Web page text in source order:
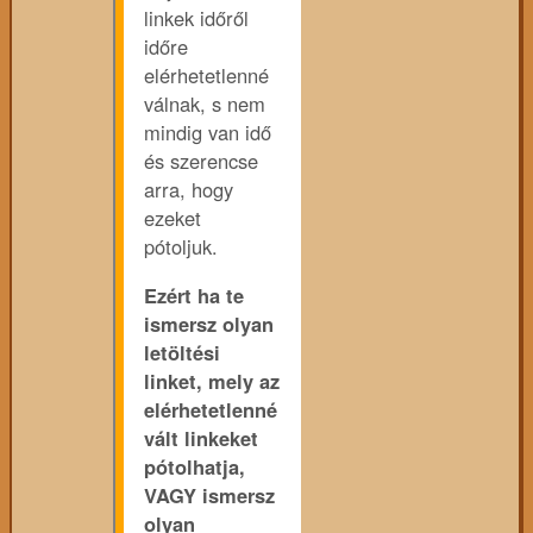
linkek időről
időre
elérhetetlenné
válnak, s nem
mindig van idő
és szerencse
arra, hogy
ezeket
pótoljuk.
Ezért ha te
ismersz olyan
letöltési
linket, mely az
elérhetetlenné
vált linkeket
pótolhatja,
VAGY ismersz
olyan